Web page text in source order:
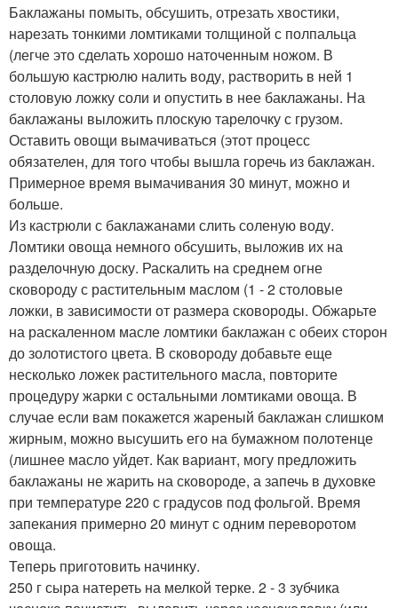
Баклажаны помыть, обсушить, отрезать хвостики,
нарезать тонкими ломтиками толщиной с полпальца
(легче это сделать хорошо наточенным ножом. В
большую кастрюлю налить воду, растворить в ней 1
столовую ложку соли и опустить в нее баклажаны. На
баклажаны выложить плоскую тарелочку с грузом.
Оставить овощи вымачиваться (этот процесс
обязателен, для того чтобы вышла горечь из баклажан.
Примерное время вымачивания 30 минут, можно и
больше.
Из кастрюли с баклажанами слить соленую воду.
Ломтики овоща немного обсушить, выложив их на
разделочную доску. Раскалить на среднем огне
сковороду с растительным маслом (1 - 2 столовые
ложки, в зависимости от размера сковороды. Обжарьте
на раскаленном масле ломтики баклажан с обеих сторон
до золотистого цвета. В сковороду добавьте еще
несколько ложек растительного масла, повторите
процедуру жарки с остальными ломтиками овоща. В
случае если вам покажется жареный баклажан слишком
жирным, можно высушить его на бумажном полотенце
(лишнее масло уйдет. Как вариант, могу предложить
баклажаны не жарить на сковороде, а запечь в духовке
при температуре 220 с градусов под фольгой. Время
запекания примерно 20 минут с одним переворотом
овоща.
Теперь приготовить начинку.
250 г сыра натереть на мелкой терке. 2 - 3 зубчика